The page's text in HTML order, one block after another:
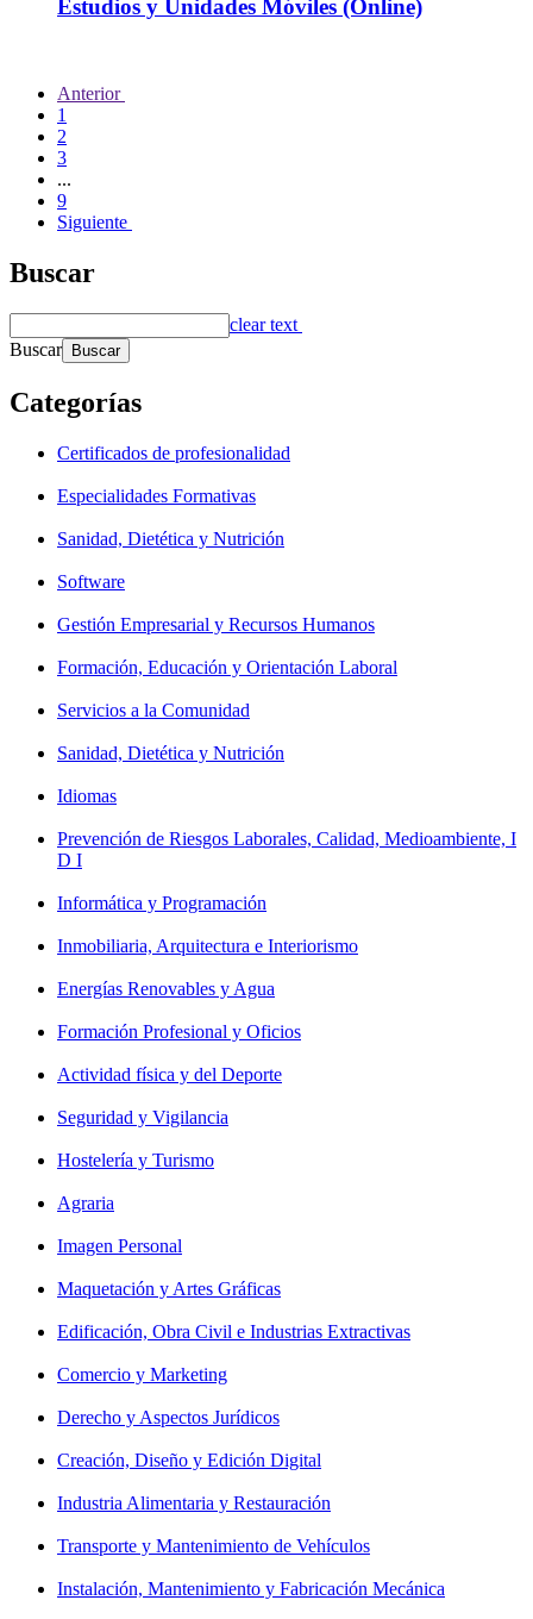
Estudios y Unidades Móviles (Online)
Anterior
1
2
3
...
9
Siguiente
Buscar
clear text
Buscar
Categorías
Certificados de profesionalidad
Especialidades Formativas
Sanidad, Dietética y Nutrición
Software
Gestión Empresarial y Recursos Humanos
Formación, Educación y Orientación Laboral
Servicios a la Comunidad
Sanidad, Dietética y Nutrición
Idiomas
Prevención de Riesgos Laborales, Calidad, Medioambiente, I
D I
Informática y Programación
Inmobiliaria, Arquitectura e Interiorismo
Energías Renovables y Agua
Formación Profesional y Oficios
Actividad física y del Deporte
Seguridad y Vigilancia
Hostelería y Turismo
Agraria
Imagen Personal
Maquetación y Artes Gráficas
Edificación, Obra Civil e Industrias Extractivas
Comercio y Marketing
Derecho y Aspectos Jurídicos
Creación, Diseño y Edición Digital
Industria Alimentaria y Restauración
Transporte y Mantenimiento de Vehículos
Instalación, Mantenimiento y Fabricación Mecánica